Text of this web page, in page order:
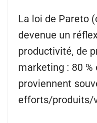
La loi de Pareto
devenue un
productivité, de
marketing : 80
proviennent
efforts/produits/